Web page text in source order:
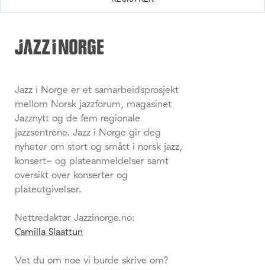
Jazz i Norge er et samarbeidsprosjekt
mellom Norsk jazzforum, magasinet
Jazznytt og de fem regionale
jazzsentrene. Jazz i Norge gir deg
nyheter om stort og smått i norsk jazz,
konsert- og plateanmeldelser samt
oversikt over konserter og
plateutgivelser.
Nettredaktør Jazzinorge.no:
Camilla Slaattun
Vet du om noe vi burde skrive om?